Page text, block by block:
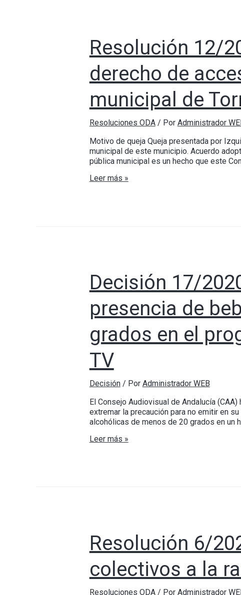
Resolución 12/
derecho de
municipal de
Resoluciones ODA/ Por Administrador
Motivo de queja Queja presentada por
municipal de este municipio. Acuerdo
pública municipal es un hecho que este
Leer más »
Decisión 17/
presencia de
grados en el
TV
Decisión/ Por Administrador WEB
El Consejo Audiovisual de Andalucía
extremar la precaución para no emitir en
alcohólicas de menos de 20 grados en un
Leer más »
Resolución 6/
colectivos a la
Resoluciones ODA/ Por Administrador